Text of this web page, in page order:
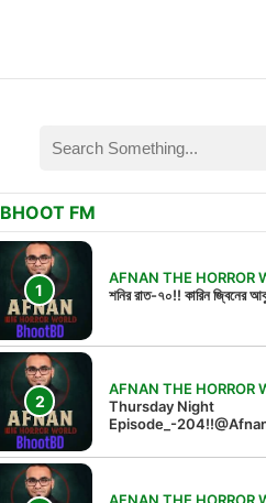
BHOOT FM
AFNAN THE HORROR
শনির রাত-৭০!! কারিন জ্বিনের
AFNAN THE HORROR
Thursday Night
Episode_-